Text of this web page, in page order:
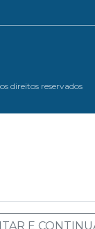
E
direitos reservados